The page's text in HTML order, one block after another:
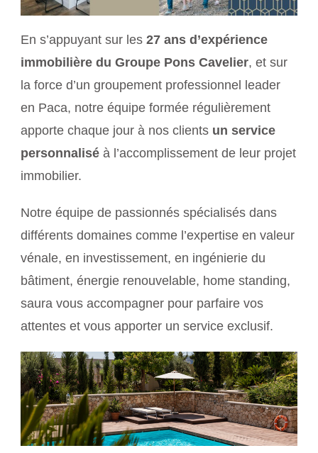
En s’appuyant sur les 27 ans d’expérience
immobilière du Groupe Pons Cavelier, et sur
la force d’un groupement professionnel leader
en Paca, notre équipe formée régulièrement
apporte chaque jour à nos clients un service
personnalisé à l’accomplissement de leur projet
immobilier.
Notre équipe de passionnés spécialisés dans
différents domaines comme l’expertise en valeur
vénale, en investissement, en ingénierie du
bâtiment, énergie renouvelable, home standing,
saura vous accompagner pour parfaire vos
attentes et vous apporter un service exclusif.